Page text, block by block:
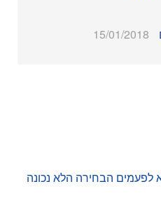
15/01/2018
הבחירה הלא נכונה